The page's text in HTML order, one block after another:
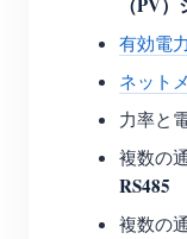
（PV
有効電
ネット
力率と
複数の
RS485
複数の